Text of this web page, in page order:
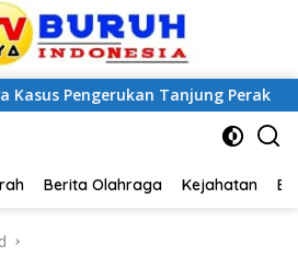
Tanjung Perak
Berita Olahraga Kejahatan